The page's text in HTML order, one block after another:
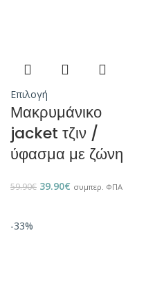
Επιλογή
Μακρυμάνικο
jacket τζιν /
ύφασμα με ζώνη
59.90€ 39.90€ συμπερ. ΦΠΑ
-33%